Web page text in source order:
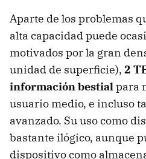
Aparte de los problemas
alta capacidad puede
motivados por la gran
unidad de superficie), 2
información bestialpara
usuario medio, e incluso
avanzado. Su uso como
bastante ilógico, aunque
dispositivo como